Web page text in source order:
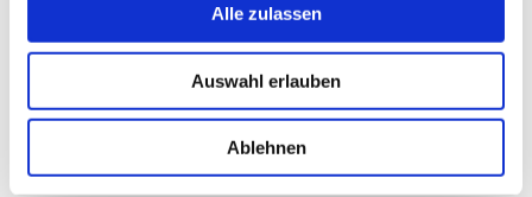
Alle zulassen
Auswahl erlauben
Ablehnen